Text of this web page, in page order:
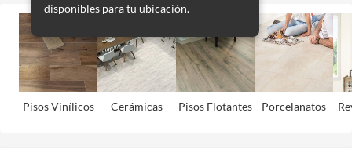
disponibles para tu ubicación.
Pisos Viní­licos Cerámicas Pisos Flotantes Porcelanatos